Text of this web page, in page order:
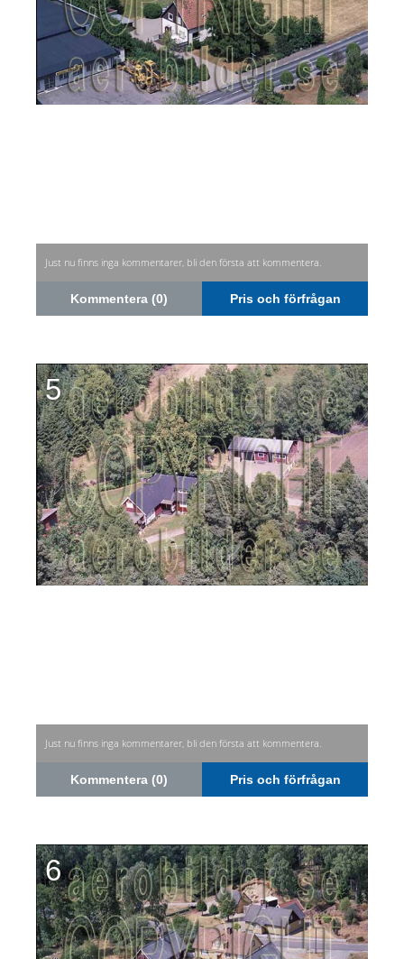
Just nu finns inga kommentarer, bli den första att kommentera.
Kommentera (0) Pris och förfrågan
5
Just nu finns inga kommentarer, bli den första att kommentera.
Kommentera (0) Pris och förfrågan
6